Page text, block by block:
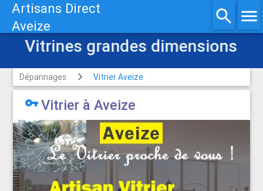
Artisans Direct
Aveize
search menu
Vitrines grandes dimensions
Dépannages Vitrier Aveize
 Vitrier à Aveize